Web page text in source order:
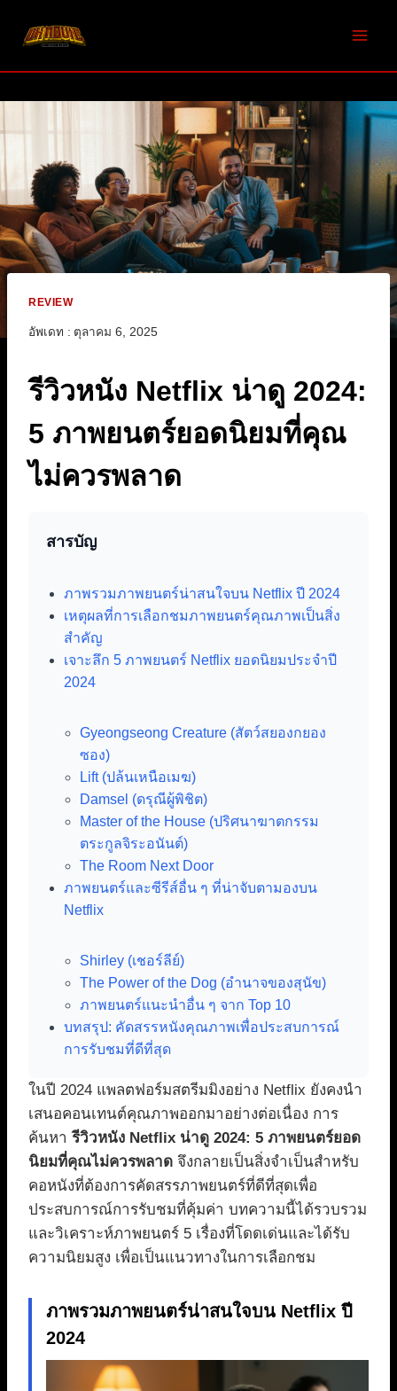
REVIEW
อัพเดท : ตุลาคม 6, 2025
รีวิวหนัง Netflix น่าดู 2024:
5 ภาพยนตร์ยอดนิยมที่คุณ
ไม่ควรพลาด
สารบัญ
ภาพรวมภาพยนตร์น่าสนใจบน Netflix ปี 2024
เหตุผลที่การเลือกชมภาพยนตร์คุณภาพเป็นสิ่ง
สำคัญ
เจาะลึก 5 ภาพยนตร์ Netflix ยอดนิยมประจำปี
2024
Gyeongseong Creature (สัตว์สยองกยอง
ซอง)
Lift (ปล้นเหนือเมฆ)
Damsel (ดรุณีผู้พิชิต)
Master of the House (ปริศนาฆาตกรรม
ตระกูลจิระอนันต์)
The Room Next Door
ภาพยนตร์และซีรีส์อื่น ๆ ที่น่าจับตามองบน
Netflix
Shirley (เชอร์ลีย์)
The Power of the Dog (อำนาจของสุนัข)
ภาพยนตร์แนะนำอื่น ๆ จาก Top 10
บทสรุป: คัดสรรหนังคุณภาพเพื่อประสบการณ์
การรับชมที่ดีที่สุด
ในปี 2024 แพลตฟอร์มสตรีมมิงอย่าง Netflix ยังคงนำ
เสนอคอนเทนต์คุณภาพออกมาอย่างต่อเนื่อง การ
ค้นหารีวิวหนัง Netflix น่าดู 2024: 5 ภาพยนตร์ยอด
นิยมที่คุณไม่ควรพลาด จึงกลายเป็นสิ่งจำเป็นสำหรับ
คอหนังที่ต้องการคัดสรรภาพยนตร์ที่ดีที่สุดเพื่อ
ประสบการณ์การรับชมที่คุ้มค่า บทความนี้ได้รวบรวม
และวิเคราะห์ภาพยนตร์ 5 เรื่องที่โดดเด่นและได้รับ
ความนิยมสูง เพื่อเป็นแนวทางในการเลือกชม
ภาพรวมภาพยนตร์น่าสนใจบน Netflix ปี
2024